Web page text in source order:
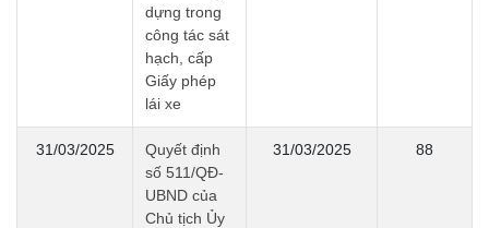
dựng trong
công tác sát
hạch, cấp
Giấy phép
lái xe
31/03/2025
Quyết định
số 511/QĐ-
UBND của
Chủ tịch Ủy
31/03/2025 88